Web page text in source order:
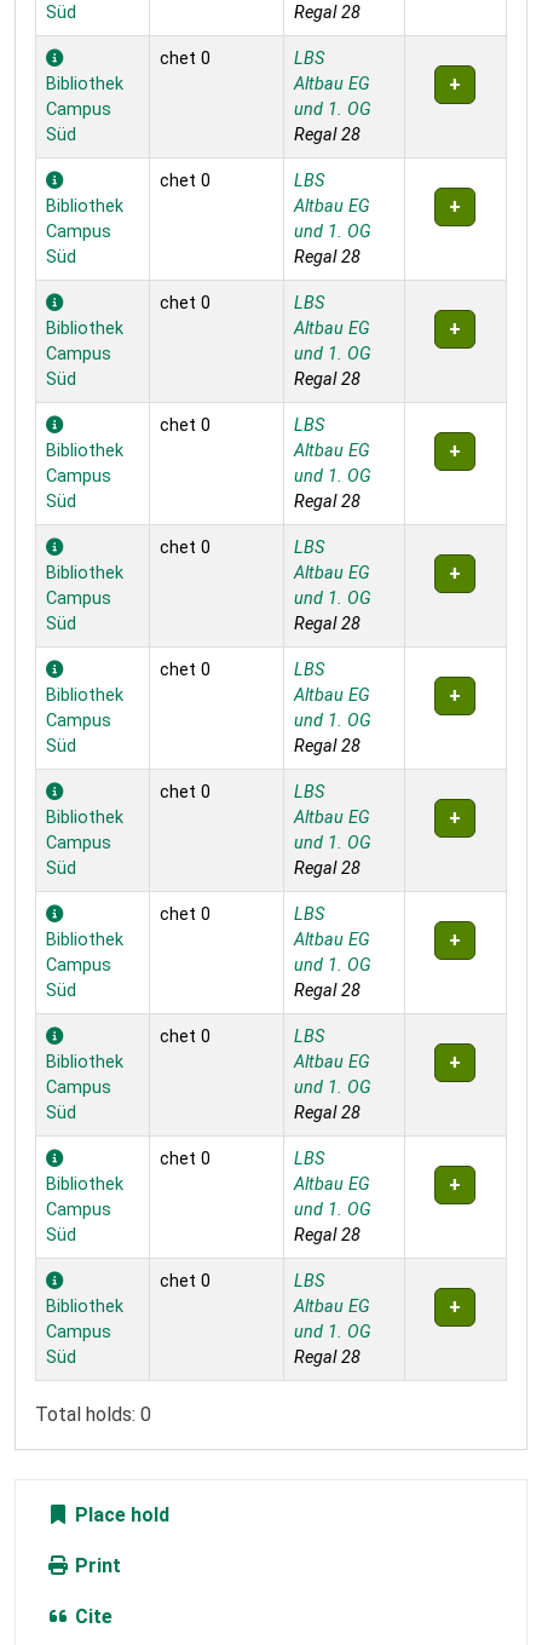
Süd
Regal 28
Bibliothek
Campus
Süd
chet 0
LBS
Altbau EG
und 1. OG
Regal 28
Bibliothek
Campus
Süd
chet 0
LBS
Altbau EG
und 1. OG
Regal 28
Bibliothek
Campus
Süd
chet 0
LBS
Altbau EG
und 1. OG
Regal 28
Bibliothek
Campus
Süd
chet 0
LBS
Altbau EG
und 1. OG
Regal 28
Bibliothek
Campus
Süd
chet 0
LBS
Altbau EG
und 1. OG
Regal 28
Bibliothek
Campus
Süd
chet 0
LBS
Altbau EG
und 1. OG
Regal 28
Bibliothek
Campus
Süd
chet 0
LBS
Altbau EG
und 1. OG
Regal 28
Bibliothek
Campus
Süd
chet 0
LBS
Altbau EG
und 1. OG
Regal 28
Bibliothek
Campus
Süd
chet 0
LBS
Altbau EG
und 1. OG
Regal 28
Bibliothek
Campus
Süd
chet 0
LBS
Altbau EG
und 1. OG
Regal 28
Bibliothek
Campus
Süd
chet 0
LBS
Altbau EG
und 1. OG
Regal 28
Total holds: 0
Place hold
Print
Cite